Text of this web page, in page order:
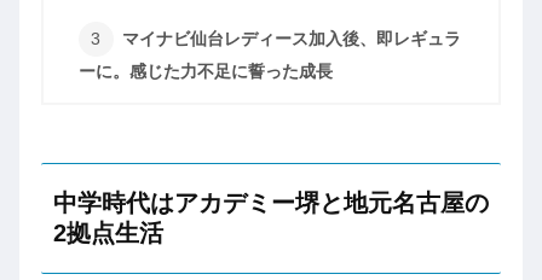
マイナビ仙台レディース加入後、即レギュラ
ーに。感じた力不足に誓った成長
中学時代はアカデミー堺と地元名古屋の
2拠点生活